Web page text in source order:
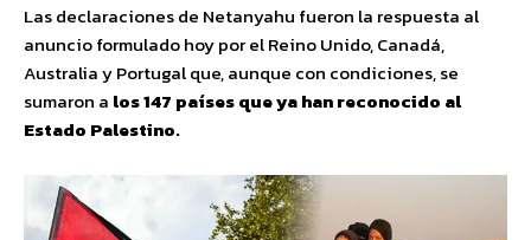
Las declaraciones de Netanyahu fueron la respuesta al
anuncio formulado hoy por el Reino Unido, Canadá,
Australia y Portugal que, aunque con condiciones, se
sumaron a los 147 países que ya han reconocido al
Estado Palestino.